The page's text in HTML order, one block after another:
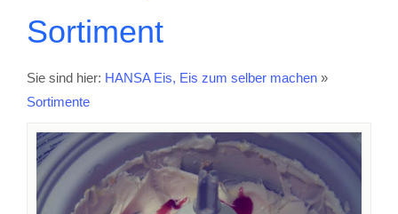
Sortiment
Sie sind hier: HANSA Eis, Eis zum selber machen »
Sortimente